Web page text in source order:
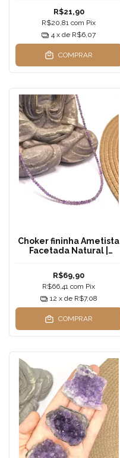
— Amor Espiritual e
Transmutação
R$21,90
R$20,81com Pix
4 x de R$6,07
COMPRAR
Choker fininha Ametista
Facetada Natural |
1,5mm Aço Inox —
Transmutação,
Equilíbrio e Despertar
R$69,90
R$66,41com Pix
12 x de R$7,08
COMPRAR